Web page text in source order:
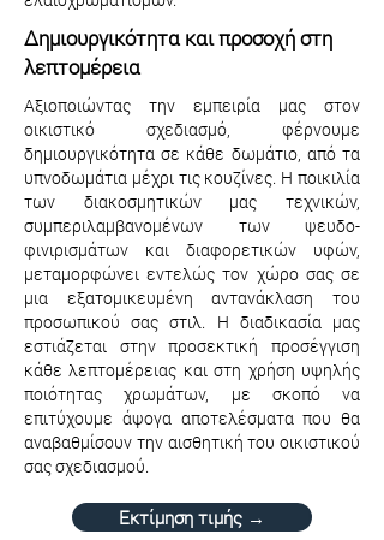
Δημιουργικότητα και προσοχή στη
λεπτομέρεια
Αξιοποιώντας την εμπειρία μας στον
οικιστικό σχεδιασμό, φέρνουμε
δημιουργικότητα σε κάθε δωμάτιο, από τα
υπνοδωμάτια μέχρι τις κουζίνες. Η ποικιλία
των διακοσμητικών μας τεχνικών,
συμπεριλαμβανομένων των ψευδο-
φινιρισμάτων και διαφορετικών υφών,
μεταμορφώνει εντελώς τον χώρο σας σε
μια εξατομικευμένη αντανάκλαση του
προσωπικού σας στιλ. Η διαδικασία μας
εστιάζεται στην προσεκτική προσέγγιση
κάθε λεπτομέρειας και στη χρήση υψηλής
ποιότητας χρωμάτων, με σκοπό να
επιτύχουμε άψογα αποτελέσματα που θα
αναβαθμίσουν την αισθητική του οικιστικού
σας σχεδιασμού.
Εκτίμηση τιμής →